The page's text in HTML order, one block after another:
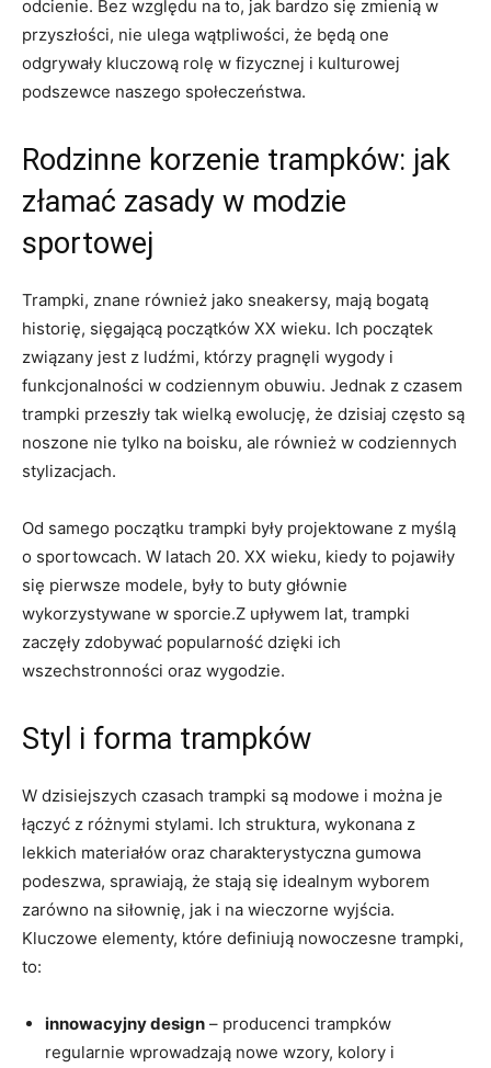
odcienie. Bez⁤ względu na to, jak ​bardzo się ⁤zmienią w
przyszłości,‍ nie ulega wątpliwości, ⁣że będą one⁢
odgrywały ‌kluczową​ rolę w⁣ fizycznej i kulturowej
‍podszewce naszego ⁢społeczeństwa.
Rodzinne korzenie trampków: jak
złamać zasady w ‌modzie
sportowej
Trampki, znane‍ również jako sneakersy,​ mają bogatą⁣
historię, ‌sięgającą początków ‍XX ⁣wieku. ‍Ich początek
związany jest z ludźmi, którzy pragnęli wygody i
funkcjonalności w codziennym obuwiu. Jednak ​z⁣ czasem
trampki przeszły tak ‌wielką ewolucję, że dzisiaj często ⁣są
noszone nie tylko na boisku, ‍ale również w codziennych
stylizacjach.
Od samego początku trampki były projektowane z ‍myślą
o sportowcach. W latach 20. XX wieku, kiedy‍ to pojawiły⁢
się pierwsze modele, były ​to buty głównie
wykorzystywane⁤ w sporcie.Z upływem ⁢lat, ⁣trampki
zaczęły zdobywać popularność dzięki ich
wszechstronności oraz wygodzie.
Styl i⁤ forma trampków
W dzisiejszych ⁤czasach trampki są modowe ‍i można je
łączyć z ​różnymi stylami. ⁣Ich‌ struktura,⁣ wykonana z
lekkich⁣ materiałów oraz charakterystyczna ⁤gumowa
podeszwa, ⁢sprawiają, że stają się idealnym⁢ wyborem
zarówno​ na siłownię,⁣ jak i na⁤ wieczorne ⁢wyjścia.
Kluczowe elementy, ‌które definiują‌ nowoczesne trampki,
to:
innowacyjny​ design – producenci trampków
regularnie wprowadzają‌ nowe wzory, kolory i